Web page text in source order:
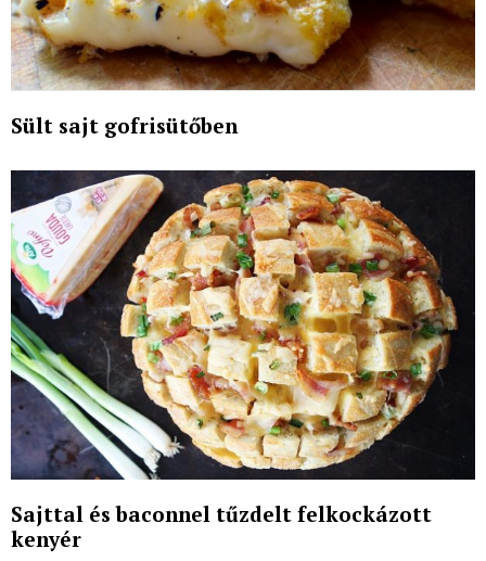
Sült sajt gofrisütőben
Sajttal és baconnel tűzdelt felkockázott
kenyér